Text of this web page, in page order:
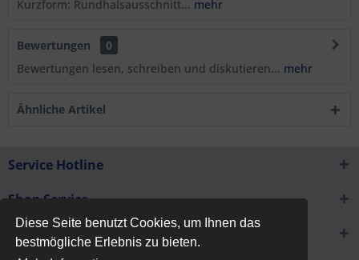
Diese Seite benutzt Cookies, um Ihnen das
bestmögliche Erlebnis zu bieten.
Kurzform: Rundhalsausschnitt... mehr
Bewertungen
0
Bewertungen lesen, schreiben und diskutieren... mehr
Ähnliche Artikel
Service Hotline
Shop Service
Informationen